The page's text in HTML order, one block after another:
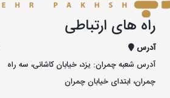
راه های ارتباطی
آدرس
آدرس شعبه چمران: یزد، خیابان کاشانی، سه راه
چمران، ابتدای خیابان چمران